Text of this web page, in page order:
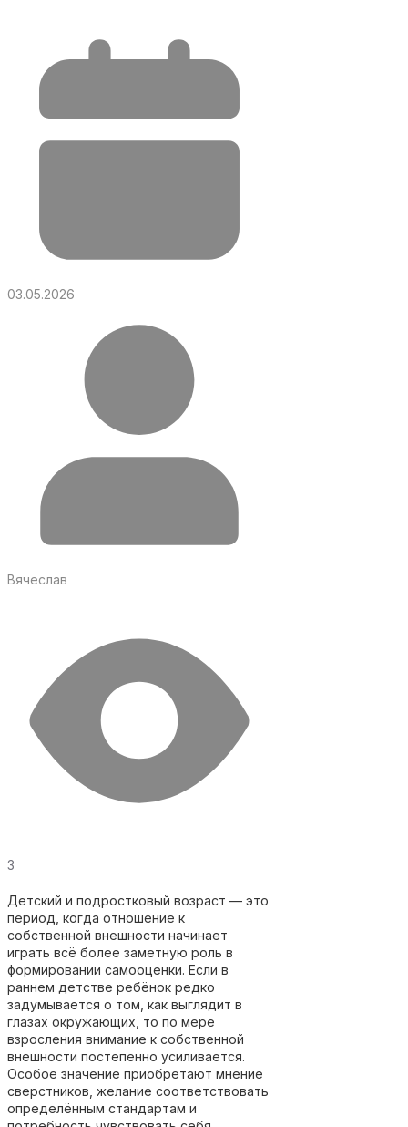
03.05.2026
Вячеслав
3
Детский и подростковый возраст — это
период, когда отношение к
собственной внешности начинает
играть всё более заметную роль в
формировании самооценки. Если в
раннем детстве ребёнок редко
задумывается о том, как выглядит в
глазах окружающих, то по мере
взросления внимание к собственной
внешности постепенно усиливается.
Особое значение приобретают мнение
сверстников, желание соответствовать
определённым стандартам и